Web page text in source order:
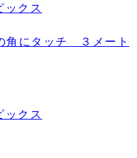
ックス
にタッチ ３メート
ックス